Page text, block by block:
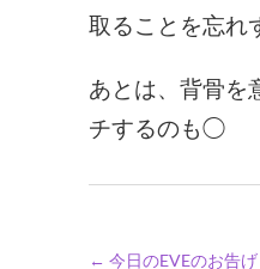
取ることを忘れ
あとは、背骨を
チするのも◯
← 今日のEVEのお告